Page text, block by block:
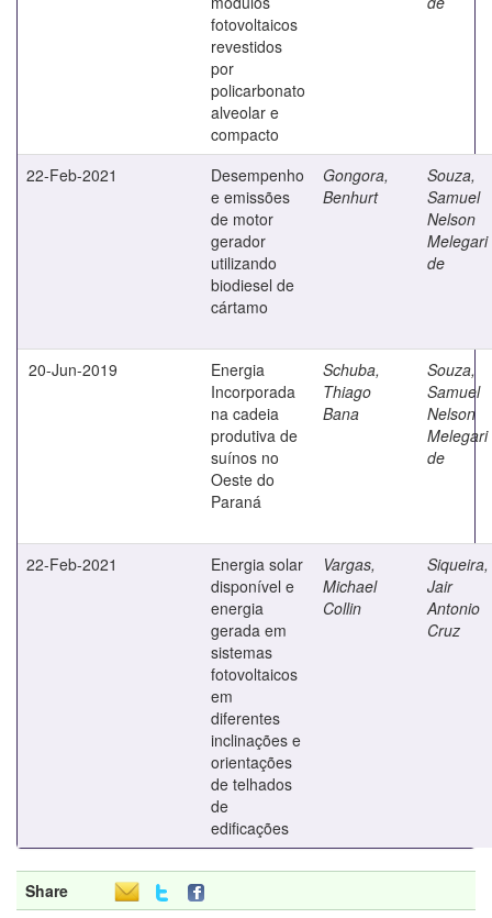
fotovoltaicos
revestidos
por
policarbonato
alveolar e
compacto
22-Feb-2021
Desempenho
e emissões
de motor
gerador
utilizando
biodiesel de
cártamo
Gongora,
Benhurt
Souza,
Samuel
Nelson
Melegari
de
20-Jun-2019
Energia
Incorporada
na cadeia
produtiva de
suínos no
Oeste do
Paraná
Schuba,
Thiago
Bana
Souza,
Samuel
Nelson
Melegari
de
22-Feb-2021
Energia solar
disponível e
energia
gerada em
sistemas
fotovoltaicos
em
diferentes
inclinações e
orientações
de telhados
de
edificações
Vargas,
Michael
Collin
Siqueira,
Jair
Antonio
Cruz
Share